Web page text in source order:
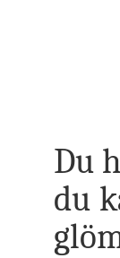
Du
du